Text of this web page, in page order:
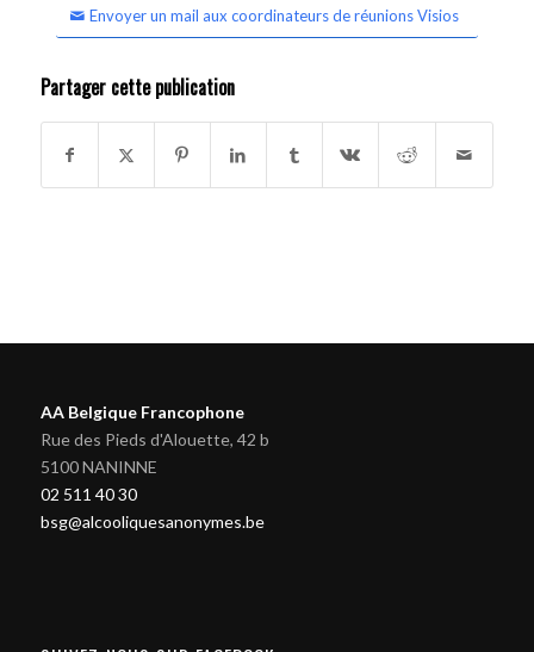
Envoyer un mail aux coordinateurs de réunions Visios
Partager cette publication
AA Belgique Francophone
Rue des Pieds d'Alouette, 42 b
5100 NANINNE
02 511 40 30
bsg@alcooliquesanonymes.be